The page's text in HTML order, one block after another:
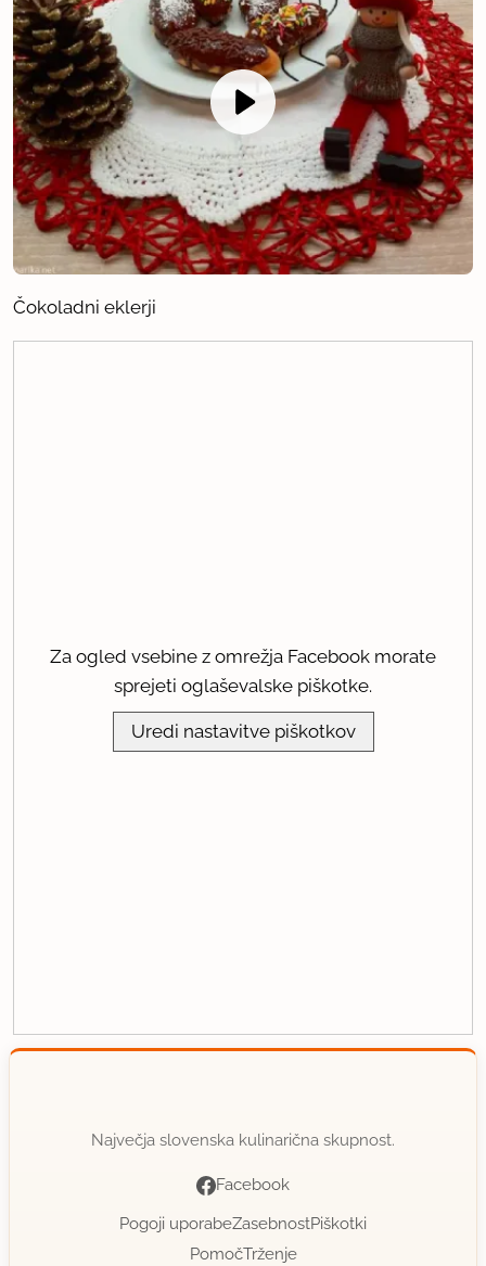
Čokoladni eklerji
Za ogled vsebine z omrežja Facebook morate
sprejeti oglaševalske piškotke.
Uredi nastavitve piškotkov
Največja slovenska kulinarična skupnost.
Facebook
Pogoji uporabeZasebnostPiškotki
PomočTrženje